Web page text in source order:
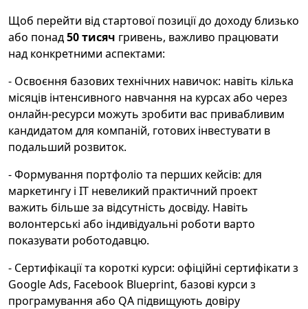
Щоб перейти від стартової позиції до доходу близько
або понад50 тисяч гривень, важливо працювати
над конкретними аспектами:
- Освоєння базових технічних навичок: навіть кілька
місяців інтенсивного навчання на курсах або через
онлайн-ресурси можуть зробити вас привабливим
кандидатом для компаній, готових інвестувати в
подальший розвиток.
- Формування портфоліо та перших кейсів: для
маркетингу і IT невеликий практичний проект
важить більше за відсутність досвіду. Навіть
волонтерські або індивідуальні роботи варто
показувати роботодавцю.
- Сертифікації та короткі курси: офіційні сертифікати з
Google Ads, Facebook Blueprint, базові курси з
програмування або QA підвищують довіру